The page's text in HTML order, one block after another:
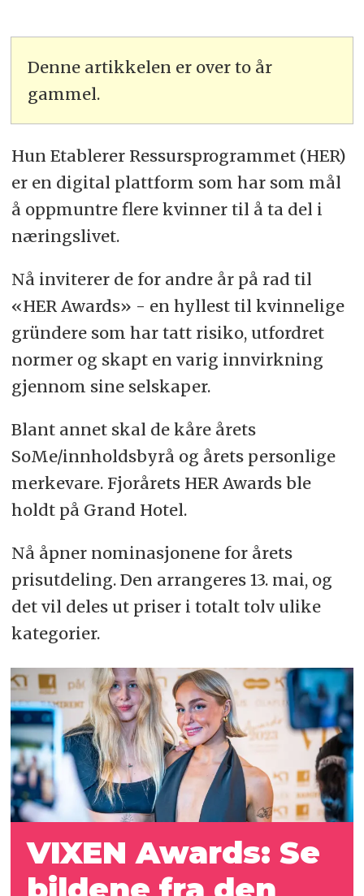
Denne artikkelen er over to år
gammel.
Hun Etablerer Ressursprogrammet (HER)
er en digital plattform som har som mål
å oppmuntre flere kvinner til å ta del i
næringslivet.
Nå inviterer de for andre år på rad til
«HER Awards» - en hyllest til kvinnelige
gründere som har tatt risiko, utfordret
normer og skapt en varig innvirkning
gjennom sine selskaper.
Blant annet skal de kåre årets
SoMe/innholdsbyrå og årets personlige
merkevare. Fjorårets HER Awards ble
holdt på Grand Hotel.
Nå åpner nominasjonene for årets
prisutdeling. Den arrangeres 13. mai, og
det vil deles ut priser i totalt tolv ulike
kategorier.
VIXEN Awards: Se